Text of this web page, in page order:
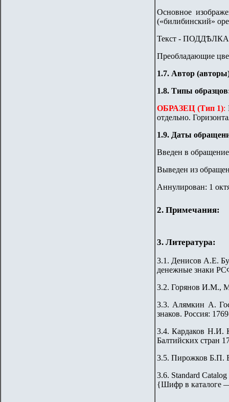
Основное
(«билибинский»
Текст -
Преобладающие
1.7. Автор
1.8. Типы
ОБРАЗЕЦ (Тип 1):
отдельно.
1.9. Даты
Введен в
Выведен из
Аннулирован: 1
2. Примечания:
3. Литература:
3.1. Денисов А.Е.
денежные знаки
3.2. Горянов И.М.,
3.3. Алямкин А.
знаков. Россия:
3.4. Кардаков Н.И.
Балтийских стран
3.5. Пирожков Б.П.
3.6. Standard
{Шифр в каталоге